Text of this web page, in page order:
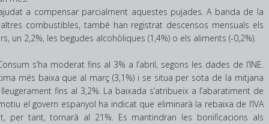
a compensar parcialment aquestes pujades. A banda de la
combustibles, també han registrat descensos mensuals els
un 2,2%, les begudes alcohòliques (1,4%) o els aliments (-0,2%).
s’ha moderat fins al 3% a l’abril, segons les dades de l’INE.
més baixa que al març (3,1%) i se situa per sota de la mitjana
fins al 3,2%. La baixada s’atribueix a l’abaratiment de
el govern espanyol ha indicat que eliminarà la rebaixa de l’IVA
per tant, tornarà al 21%. Es mantindran les bonificacions als